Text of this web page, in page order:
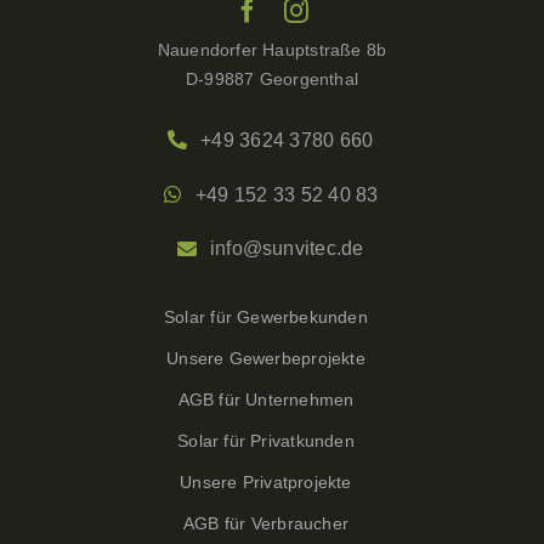
Nauendorfer Hauptstraße 8b
D-99887 Georgenthal
+49 3624 3780 660
+49 152 33 52 40 83
info@sunvitec.de
Solar für Gewerbekunden
Unsere Gewerbeprojekte
AGB für Unternehmen
Solar für Privatkunden
Unsere Privatprojekte
AGB für Verbraucher